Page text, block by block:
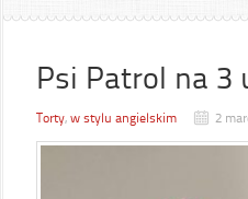
Psi Patrol na 3
Torty, w stylu angielskim 2